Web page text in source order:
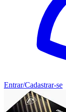
Entrar/Cadastrar-se